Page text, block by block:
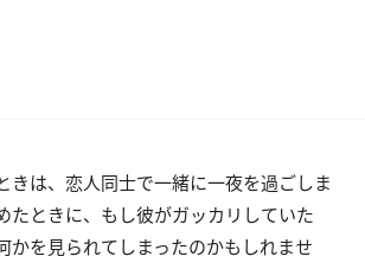
きは、恋人同士で一緒に一夜を過ごしま
たときに、もし彼がガッカリしていた
かを見られてしまったのかもしれませ